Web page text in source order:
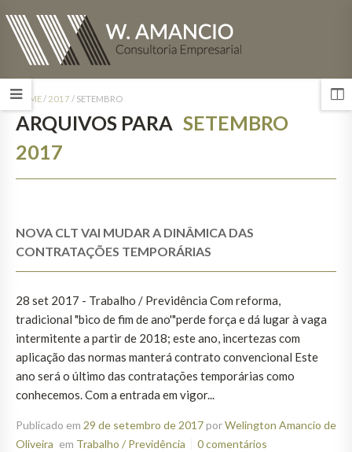
HOME/ 2017 / SETEMBRO
ARQUIVOS PARA SETEMBRO
2017
NOVA CLT VAI MUDAR A DINÂMICA DAS
CONTRATAÇÕES TEMPORÁRIAS
28 set 2017 - Trabalho / Previdência Com reforma,
tradicional "bico de fim de ano'"perde força e dá lugar à vaga
intermitente a partir de 2018; este ano, incertezas com
aplicação das normas manterá contrato convencional Este
ano será o último das contratações temporárias como
conhecemos. Com a entrada em vigor...
Publicado em 29 de setembro de 2017porWelington Amancio de
Oliveira em Trabalho / Previdência 0 comentários